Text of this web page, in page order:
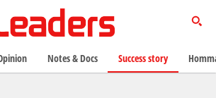
Notes & Docs Success story